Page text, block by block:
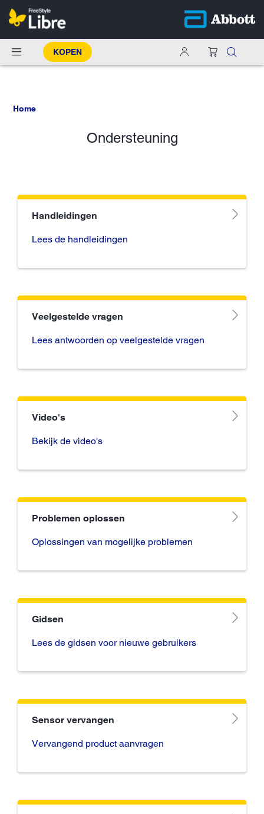
KOPEN
Home
Ondersteuning
Handleidingen
Lees de handleidingen
Veelgestelde vragen
Lees antwoorden op veelgestelde vragen
Video's
Bekijk de video's
Problemen oplossen
Oplossingen van mogelijke problemen
Gidsen
Lees de gidsen voor nieuwe gebruikers
Sensor vervangen
Vervangend product aanvragen